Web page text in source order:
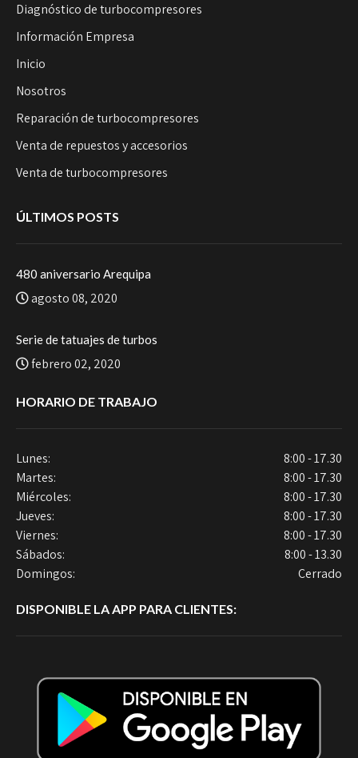
Diagnóstico de turbocompresores
Información Empresa
Inicio
Nosotros
Reparación de turbocompresores
Venta de repuestos y accesorios
Venta de turbocompresores
ÚLTIMOS POSTS
480 aniversario Arequipa
agosto 08, 2020
Serie de tatuajes de turbos
febrero 02, 2020
HORARIO DE TRABAJO
Lunes:
8:00 - 17.30
Martes:
8:00 - 17.30
Miércoles:
8:00 - 17.30
Jueves:
8:00 - 17.30
Viernes:
8:00 - 17.30
Sábados:
8:00 - 13.30
Domingos:
Cerrado
DISPONIBLE LA APP PARA CLIENTES: